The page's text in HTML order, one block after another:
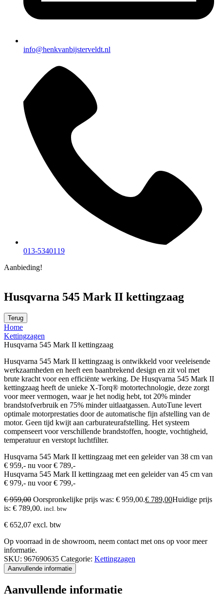
info@henkvanbijsterveldt.nl
013-5340119
Aanbieding!
Husqvarna 545 Mark II kettingzaag
Terug
Home
Kettingzagen
Husqvarna 545 Mark II kettingzaag
Husqvarna 545 Mark II kettingzaag is ontwikkeld voor veeleisende
werkzaamheden en heeft een baanbrekend design en zit vol met
brute kracht voor een efficiënte werking. De Husqvarna 545 Mark II
kettingzaag heeft de unieke X-Torq® motortechnologie, deze zorgt
voor meer vermogen, waar je het nodig hebt, tot 20% minder
brandstofverbruik en 75% minder uitlaatgassen. AutoTune levert
optimale motorprestaties door de automatische fijn afstelling van de
motor. Geen tijd kwijt aan carburateurafstelling. Het systeem
compenseert voor verschillende brandstoffen, hoogte, vochtigheid,
temperatuur en verstopt luchtfilter.
Husqvarna 545 Mark II kettingzaag met een geleider van 38 cm van
€ 959,- nu voor € 789,-
Husqvarna 545 Mark II kettingzaag met een geleider van 45 cm van
€ 979,- nu voor € 799,-
€959,00 Oorspronkelijke prijs was: € 959,00.€ 789,00Huidige prijs
is: € 789,00. incl. btw
€ 652,07 excl. btw
Op voorraad in de showroom, neem contact met ons op voor meer
informatie.
SKU: 967690635 Categorie: Kettingzagen
Aanvullende informatie
Aanvullende informatie